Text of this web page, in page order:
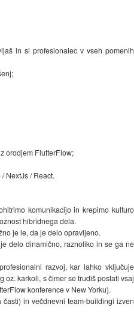
in si profesionalec v vseh pomenih
orodjem FlutterFlow;
NextJs / React.
komunikacijo in krepimo kulturo
hibridnega dela.
je le, da je delo opravljeno.
delo dinamično, raznoliko in se ga ne
razvoj, kar lahko vključuje
oz. karkoli, s čimer se trudiš postati vsaj
konference v New Yorku).
in večdnevni team-buildingi izven